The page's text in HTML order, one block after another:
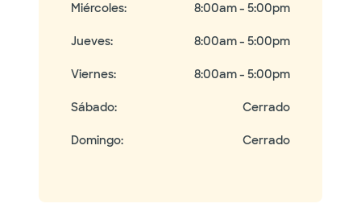
Miércoles: 8:00am - 5:00pm
Jueves: 8:00am - 5:00pm
Viernes: 8:00am - 5:00pm
Sábado: Cerrado
Domingo: Cerrado